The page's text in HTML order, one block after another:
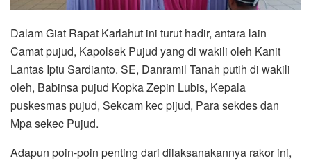
Dalam Giat Rapat Karlahut ini turut hadir, antara lain
Camat pujud, Kapolsek Pujud yang di wakili oleh Kanit
Lantas Iptu Sardianto. SE, Danramil Tanah putih di wakili
oleh, Babinsa pujud Kopka Zepin Lubis, Kepala
puskesmas pujud, Sekcam kec pijud, Para sekdes dan
Mpa sekec Pujud.
Adapun poin-poin penting dari dilaksanakannya rakor ini,